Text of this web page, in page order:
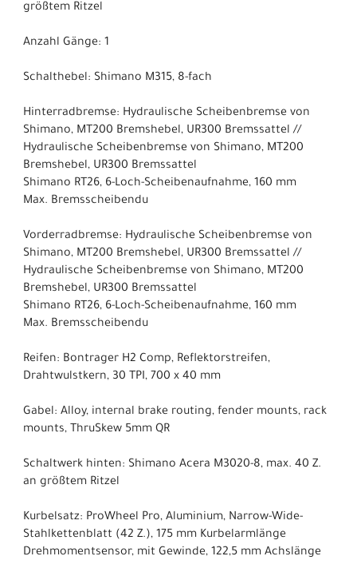
größtem Ritzel
Anzahl Gänge: 1
Schalthebel: Shimano M315, 8-fach
Hinterradbremse: Hydraulische Scheibenbremse von
Shimano, MT200 Bremshebel, UR300 Bremssattel //
Hydraulische Scheibenbremse von Shimano, MT200
Bremshebel, UR300 Bremssattel
Shimano RT26, 6-Loch-Scheibenaufnahme, 160 mm
Max. Bremsscheibendu
Vorderradbremse: Hydraulische Scheibenbremse von
Shimano, MT200 Bremshebel, UR300 Bremssattel //
Hydraulische Scheibenbremse von Shimano, MT200
Bremshebel, UR300 Bremssattel
Shimano RT26, 6-Loch-Scheibenaufnahme, 160 mm
Max. Bremsscheibendu
Reifen: Bontrager H2 Comp, Reflektorstreifen,
Drahtwulstkern, 30 TPI, 700 x 40 mm
Gabel: Alloy, internal brake routing, fender mounts, rack
mounts, ThruSkew 5mm QR
Schaltwerk hinten: Shimano Acera M3020-8, max. 40 Z.
an größtem Ritzel
Kurbelsatz: ProWheel Pro, Aluminium, Narrow-Wide-
Stahlkettenblatt (42 Z.), 175 mm Kurbelarmlänge
Drehmomentsensor, mit Gewinde, 122,5 mm Achslänge